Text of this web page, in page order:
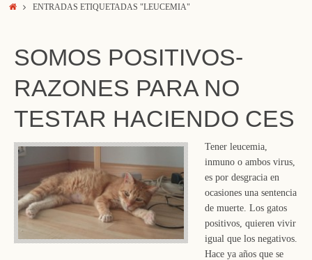
INICIOENTRADAS ETIQUETADAS "LEUCEMIA"
SOMOS POSITIVOS-
RAZONES PARA NO
TESTAR HACIENDO CES
Tener leucemia,
inmuno o ambos virus,
es por desgracia en
ocasiones una sentencia
de muerte. Los gatos
positivos, quieren vivir
igual que los negativos.
Hace ya años que se